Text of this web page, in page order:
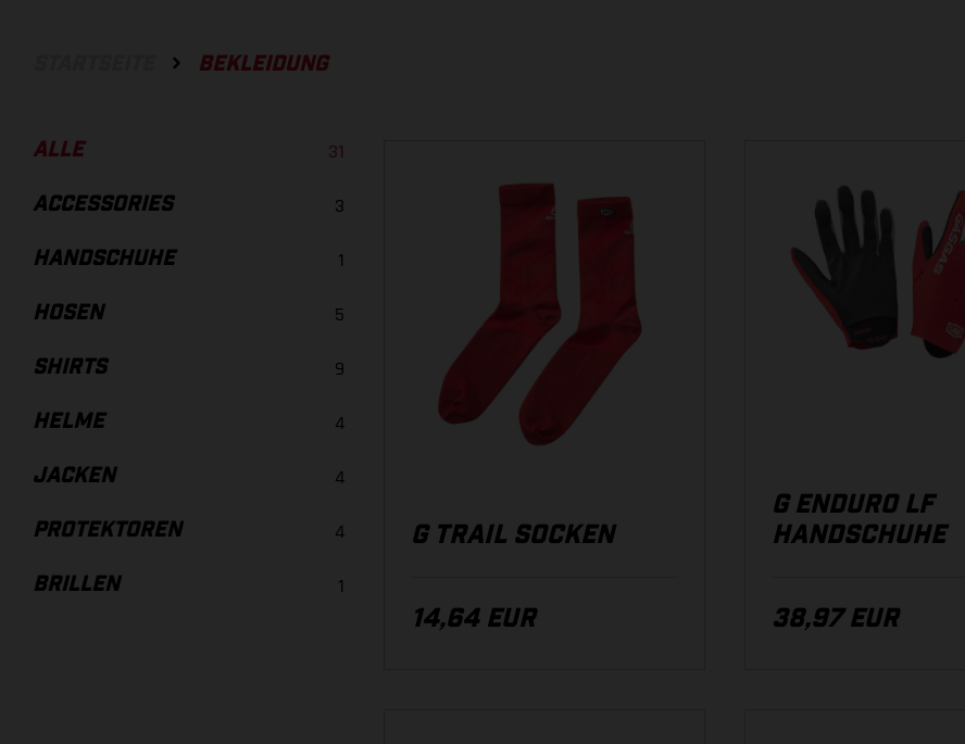
BEKLEIDUNG
ALLE 31
ACCESSORIES 3
HANDSCHUHE 1
HOSEN 5
SHIRTS 9
HELME 4
JACKEN 4
PROTEKTOREN 4
BRILLEN 1
G TRAIL SOCKEN
14,64 EUR
G ENDURO LF
HANDSCHUHE
38,97 EUR